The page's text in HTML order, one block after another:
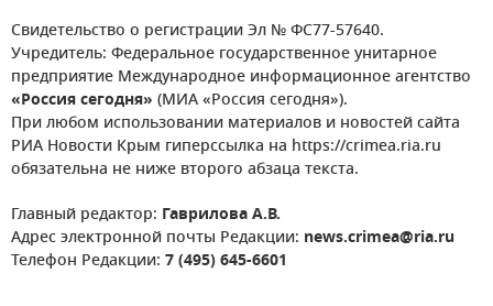
Свидетельство о регистрации Эл № ФС77-57640.
Учредитель: Федеральное государственное унитарное
предприятие Международное информационное агентство
«Россия сегодня» (МИА «Россия сегодня»).
При любом использовании материалов и новостей сайта
РИА Новости Крым гиперссылка на https://crimea.ria.ru
обязательна не ниже второго абзаца текста.
Главный редактор: Гаврилова А.В.
Адрес электронной почты Редакции: news.crimea@ria.ru
Телефон Редакции: 7 (495) 645-6601